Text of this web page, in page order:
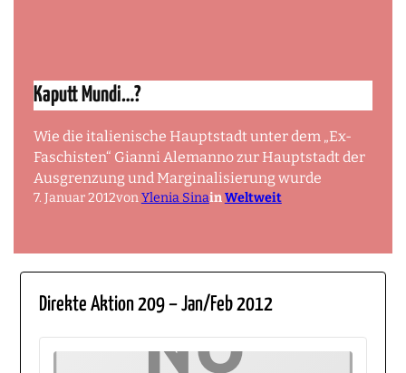
Kaputt Mundi…?
Wie die italienische Hauptstadt unter dem „Ex-
Faschisten“ Gianni Alemanno zur Hauptstadt der
Ausgrenzung und Marginalisierung wurde
7. Januar 2012vonYlenia SinainWeltweit
Direkte Aktion 209 – Jan/Feb 2012